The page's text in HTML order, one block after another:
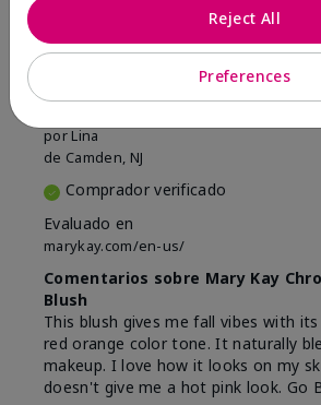
porLina
de Camden, NJ
Comprador verificado
Evaluado en
marykay.com/en-us/
Comentarios sobre Mary Kay
Blush
This blush gives me fall vibes with
red orange color tone. It naturally
makeup. I love how it looks on my
doesn't give me a hot pink look. Go
Preferences
Reject All